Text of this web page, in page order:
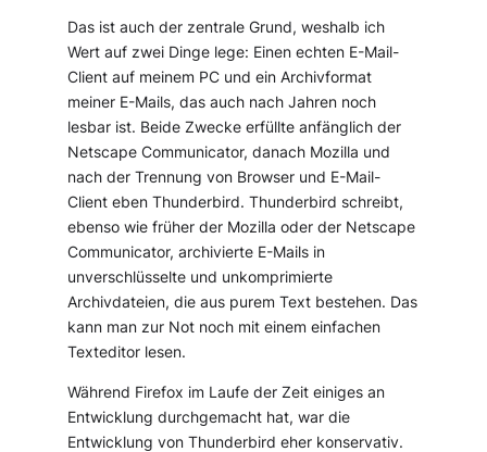
Das ist auch der zentrale Grund, weshalb ich
Wert auf zwei Dinge lege: Einen echten E-Mail-
Client auf meinem PC und ein Archivformat
meiner E-Mails, das auch nach Jahren noch
lesbar ist. Beide Zwecke erfüllte anfänglich der
Netscape Communicator, danach Mozilla und
nach der Trennung von Browser und E-Mail-
Client eben Thunderbird. Thunderbird schreibt,
ebenso wie früher der Mozilla oder der Netscape
Communicator, archivierte E-Mails in
unverschlüsselte und unkomprimierte
Archivdateien, die aus purem Text bestehen. Das
kann man zur Not noch mit einem einfachen
Texteditor lesen.
Während Firefox im Laufe der Zeit einiges an
Entwicklung durchgemacht hat, war die
Entwicklung von Thunderbird eher konservativ.